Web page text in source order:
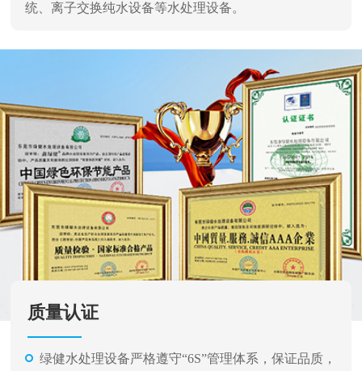
统、离子交换纯水设备等水处理设备。
质量认证
绿健水处理设备严格遵守“6S”管理体系，保证品质，